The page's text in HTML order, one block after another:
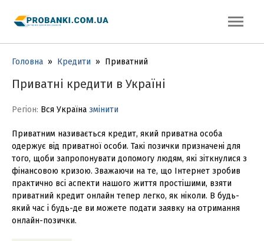
Головна » Кредити » Приватний
Приватні кредити в Україні
Регіон: Вся Україна змінити
Приватним називається кредит, який приватна особа
одержує від приватної особи. Такі позички призначені для
того, щоби запропонувати допомогу людям, які зіткнулися з
фінансовою кризою. Зважаючи на те, що Інтернет зробив
практично всі аспекти нашого життя простішими, взяти
приватний кредит онлайн тепер легко, як ніколи. В будь-
який час і будь-де ви можете подати заявку на отримання
онлайн-позички.